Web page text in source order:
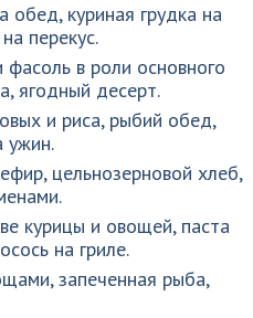
обед, куриная грудка на
перекус.
в роли основного
ягодный десерт.
и риса, рыбий обед,
ужин.
цельнозерновой хлеб,
курицы и овощей, паста
на гриле.
запеченная рыба,